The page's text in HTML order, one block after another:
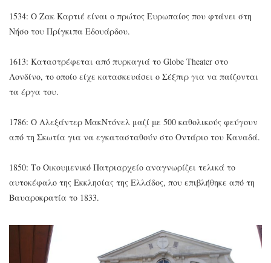
1534: Ο Ζακ Καρτιέ είναι ο πρώτος Ευρωπαίος που φτάνει στη
Νήσο του Πρίγκιπα Εδουάρδου.
1613: Καταστρέφεται από πυρκαγιά το Globe Theater στο
Λονδίνο, το οποίο είχε κατασκευάσει ο Σέξπιρ για να παίζονται
τα έργα του.
1786: Ο Αλεξάντερ ΜακΝτόνελ μαζί με 500 καθολικούς φεύγουν
από τη Σκωτία για να εγκατασταθούν στο Οντάριο του Καναδά.
1850: Το Οικουμενικό Πατριαρχείο αναγνωρίζει τελικά το
αυτοκέφαλο της Εκκλησίας της Ελλάδος, που επιβλήθηκε από τη
Βαυαροκρατία το 1833.